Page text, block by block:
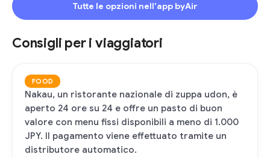
Tutte le opzioni nell'app byAir
Consigli per i viaggiatori
FOOD
Nakau, un ristorante nazionale di zuppa udon, è
aperto 24 ore su 24 e offre un pasto di buon
valore con menu fissi disponibili a meno di 1.000
JPY. Il pagamento viene effettuato tramite un
distributore automatico.